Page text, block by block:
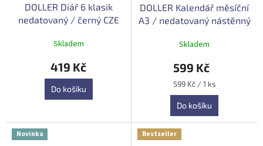
DOLLER Diář 6 klasik
nedatovaný / černý CZE
Průměrné
hodnocení
produktu
je
5,0
z
Skladem
419 Kč
Do košíku
DOLLER Kalendář měsíční
A3 / nedatovaný nástěnný
Průměrné
hodnocení
produktu
je
5,0
z
5
hvězdiček.
Skladem
599 Kč
Měrná
cena:
599 Kč / 1 ks
Do košíku
Novinka Bestseller